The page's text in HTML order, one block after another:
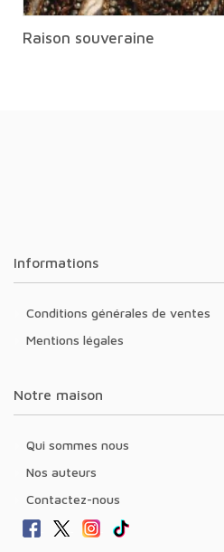
Raison souveraine
Informations
Conditions générales de ventes
Mentions légales
Notre maison
Qui sommes nous
Nos auteurs
Contactez-nous